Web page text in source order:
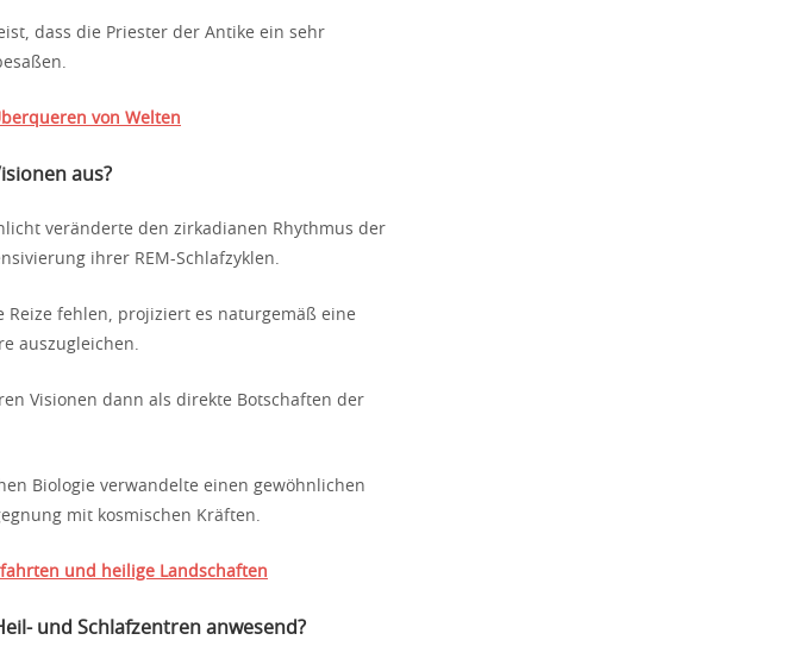
dass die Priester der Antike ein sehr
von Welten
aus?
veränderte den zirkadianen Rhythmus der
ihrer REM-Schlafzyklen.
fehlen, projiziert es naturgemäß eine
auszugleichen.
Visionen dann als direkte Botschaften der
Biologie verwandelte einen gewöhnlichen
mit kosmischen Kräften.
und heilige Landschaften
und Schlafzentren anwesend?